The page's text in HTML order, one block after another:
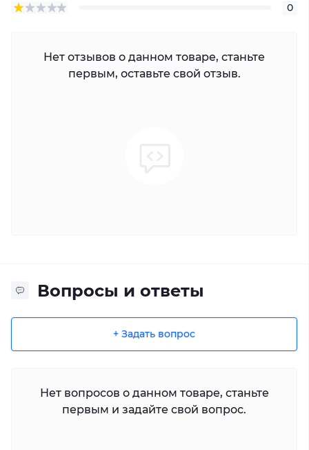
0
Нет отзывов о данном товаре, станьте
первым, оставьте свой отзыв.
Вопросы и ответы
+ Задать вопрос
Нет вопросов о данном товаре, станьте
первым и задайте свой вопрос.